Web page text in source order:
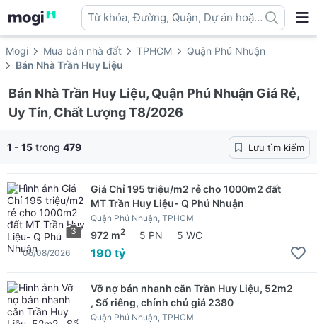
Từ khóa, Đường, Quận, Dự án hoặc
địa danh ...
Mogi Mua bán nhà đất TPHCM
Quận Phú Nhuận
Bán Nhà Trần Huy Liệu
Bán Nhà Trần Huy Liệu, Quận Phú Nhuận Giá Rẻ,
Uy Tín, Chất Lượng T8/2026
1 - 15 trong 479 Lưu tìm kiếm
3
Giá Chỉ 195 triệu/m2 rẻ cho 1000m2 đất
MT Trần Huy Liệu- Q Phú Nhuận
Quận Phú Nhuận, TPHCM
972 m2 5 PN 5 WC
190 tỷ
05/08/2026
Vỡ nợ bán nhanh căn Trần Huy Liệu, 52m2
, Sổ riêng, chính chủ giá 2380
Quận Phú Nhuận, TPHCM